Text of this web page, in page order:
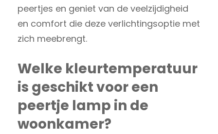
peertjes en geniet van de veelzijdigheid
en comfort die deze verlichtingsoptie met
zich meebrengt.
Welke kleurtemperatuur
is geschikt voor een
peertje lamp in de
woonkamer?